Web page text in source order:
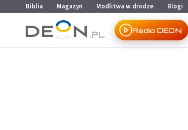
Przejdź do menu głównego
Przejdź do treści
Biblia Magazyn Modlitwa w drodze Blogi
Radio DEON